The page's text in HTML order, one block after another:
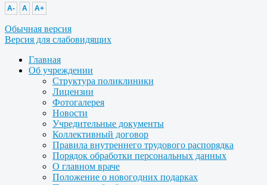
A- A A+
Обычная версия
Версия для слабовидящих
Главная
Об учреждении
Структура поликлиники
Лицензии
Фотогалерея
Новости
Учредительные документы
Коллективный договор
Правила внутреннего трудового распорядка
Порядок обработки персональных данных
О главном враче
Положение о новогодних подарках